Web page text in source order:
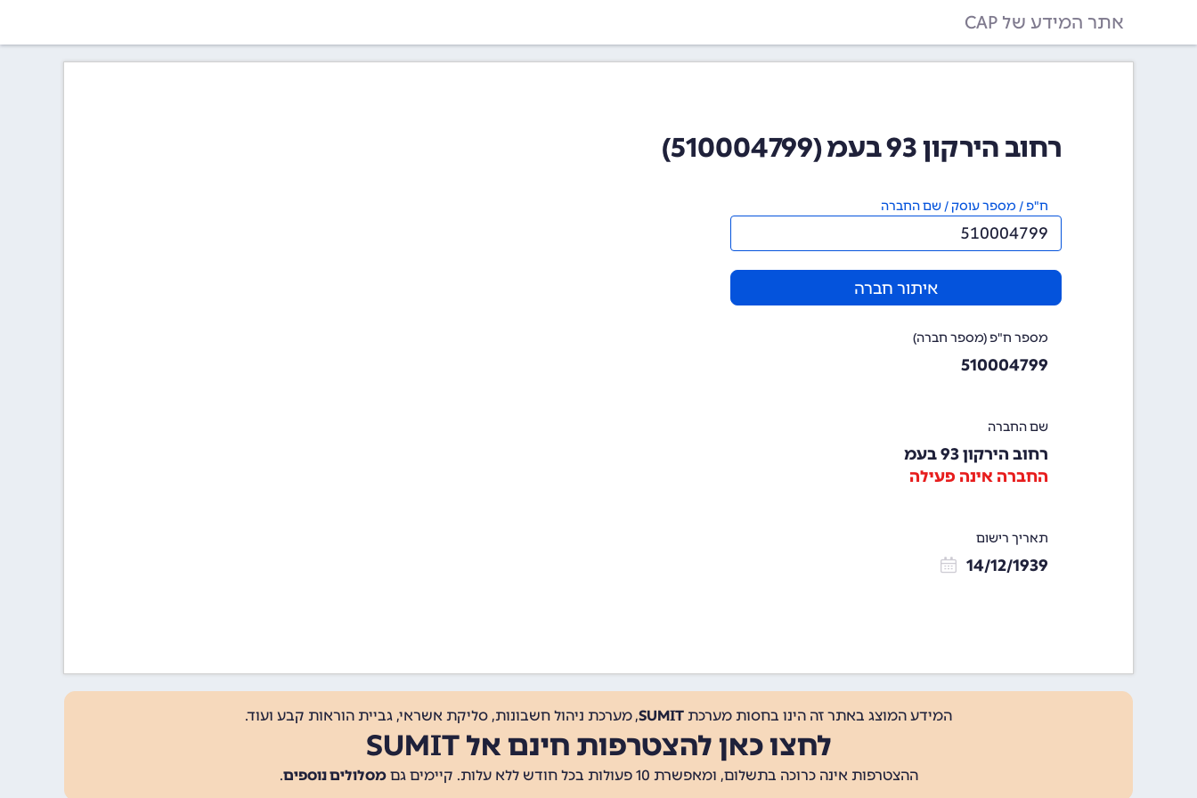
אתר המידע של CAP
רחוב הירקון 93 בעמ (510004799)
ח"פ / מספר עוסק / שם החברה
איתור חברה
מספר ח"פ (מספר חברה)
510004799
שם החברה
רחוב הירקון 93 בעמ
החברה אינה פעילה
תאריך רישום
14/12/1939
המידע המוצג באתר זה הינו בחסות מערכת SUMIT, מערכת ניהול חשבונות, סליקת אשראי, גביית הוראות קבע ועוד.
לחצו כאן להצטרפות חינם אל SUMIT
ההצטרפות אינה כרוכה בתשלום, ומאפשרת 10 פעולות בכל חודש ללא עלות. קיימים גם מסלולים נוספים.